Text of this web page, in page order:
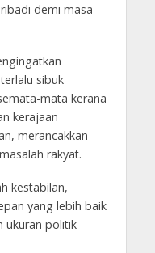
demi masa
sibuk
mata kerana
kerajaan
merancakkan
rakyat.
kestabilan,
yang lebih baik
ukuran politik